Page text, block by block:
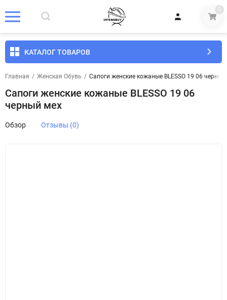
0
КАТАЛОГ ТОВАРОВ
Главная / Женская Обувь / Сапоги женские кожаные BLESSO 19 06
Сапоги женские кожаные BLESSO 19 06
черный мех
Обзор Отзывы (0)